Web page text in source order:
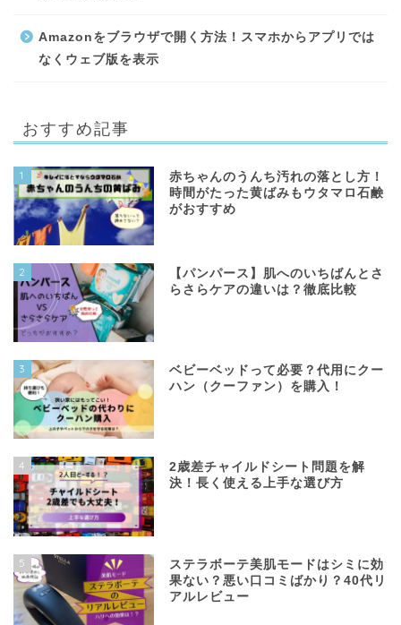
Amazonをブラウザで開く方法！スマホからアプリでは
なくウェブ版を表示
おすすめ記事
1
赤ちゃんのうんち汚れの落とし方！
時間がたった黄ばみもウタマロ石鹸
がおすすめ
2
【パンパース】肌へのいちばんとさ
らさらケアの違いは？徹底比較
3
ベビーベッドって必要？代用にクー
ハン（クーファン）を購入！
4
2歳差チャイルドシート問題を解
決！長く使える上手な選び方
5
ステラボーテ美肌モードはシミに効
果ない？悪い口コミばかり？40代リ
アルレビュー